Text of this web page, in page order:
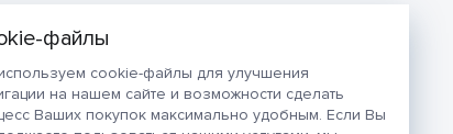
cookie-файлы для улучшения
на нашем сайте и возможности сделать
Ваших покупок максимально удобным. Если Вы